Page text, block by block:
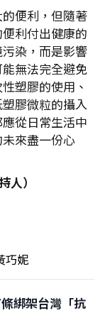
便利，但隨著
利付出健康的
染，而是影響
無法完全避免
塑膠的使用、
膠微粒的攝入
從日常生活中
來盡一份心
人）
巧妮
綁架台灣「抗